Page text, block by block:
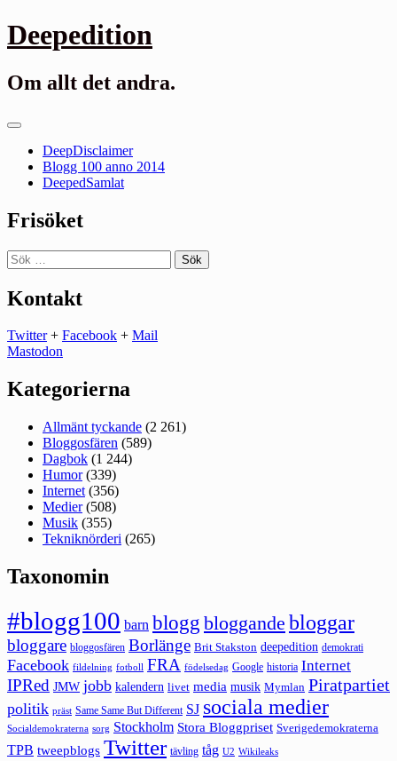
Gå
till
Deepedition
Om allt det andra.
Primär
DeepDisclaimer
Blogg 100 anno 2014
DeepedSamlat
Frisöket
Sök
efter:
Kontakt
Twitter+ Facebook + Mail
Mastodon
Kategorierna
Allmänt tyckande (2 261)
Bloggosfären (589)
Dagbok (1 244)
Humor(339)
Internet (356)
Medier(508)
Musik (355)
Tekniknörderi (265)
Taxonomin
#blogg100 barn blogg bloggande bloggar
bloggare bloggosfären Borlänge Brit Stakston deepedition demokrati
Facebook fildelning fotboll FRA födelsedag Google historia Internet
IPRed JMW jobb kalendern livet media musik Mymlan Piratpartiet
politik präst Same Same But Different SJ sociala medier
Socialdemokraterna sorg Stockholm Stora Bloggpriset Sverigedemokraterna
TPB tweepblogs Twitter tävling tåg U2 Wikileaks